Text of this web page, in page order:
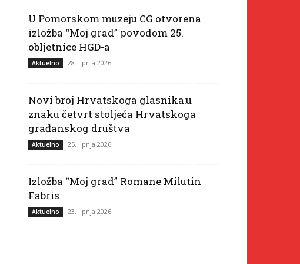
U Pomorskom muzeju CG otvorena
izložba “Moj grad” povodom 25.
obljetnice HGD-a
Aktuelno 28. lipnja 2026.
Novi broj Hrvatskoga glasnika:u
znaku četvrt stoljeća Hrvatskoga
građanskog društva
Aktuelno 25. lipnja 2026.
Izložba “Moj grad” Romane Milutin
Fabris
Aktuelno 23. lipnja 2026.